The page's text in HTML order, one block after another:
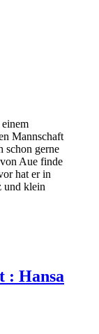
Mannschaft
schon gerne
Aue finde
hat er in
und klein
: Hansa